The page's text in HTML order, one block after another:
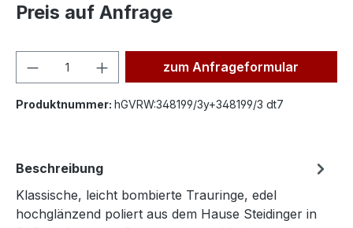
Preis auf Anfrage
Produkt Anzahl: Gib den
zum Anfrageformular
Produktnummer: hGVRW:348199/3y+348199/3 dt7
Beschreibung
Klassische, leicht bombierte Trauringe, edel
hochglänzend poliert aus dem Hause Steidinger in